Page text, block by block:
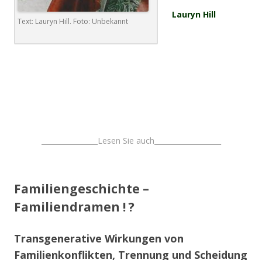
Text: Lauryn Hill. Foto: Unbekannt
Lauryn Hill
________________Lesen Sie auch___________________
Familiengeschichte –
Familiendramen ! ?
Transgenerative Wirkungen von
Familienkonflikten, Trennung und Scheidung